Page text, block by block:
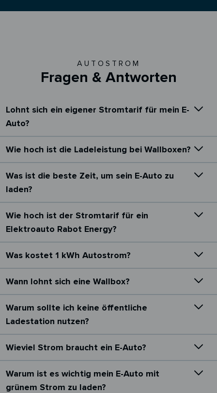
AUTOSTROM
Fragen & Antworten
Lohnt sich ein eigener Stromtarif für mein E-
Auto?
Wie hoch ist die Ladeleistung bei Wallboxen?
Was ist die beste Zeit, um sein E-Auto zu
laden?
Wie hoch ist der Stromtarif für ein
Elektroauto Rabot Energy?
Was kostet 1 kWh Autostrom?
Wann lohnt sich eine Wallbox?
Warum sollte ich keine öffentliche
Ladestation nutzen?
Wieviel Strom braucht ein E-Auto?
Warum ist es wichtig mein E-Auto mit
grünem Strom zu laden?